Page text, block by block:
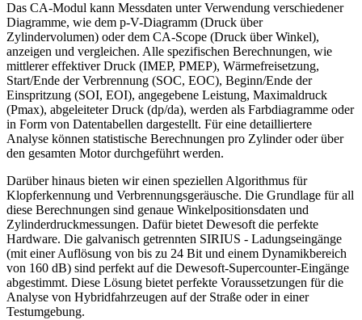
Das CA-Modul kann Messdaten unter Verwendung verschiedener
Diagramme, wie dem p-V-Diagramm (Druck über
Zylindervolumen) oder dem CA-Scope (Druck über Winkel),
anzeigen und vergleichen. Alle spezifischen Berechnungen, wie
mittlerer effektiver Druck (IMEP, PMEP), Wärmefreisetzung,
Start/Ende der Verbrennung (SOC, EOC), Beginn/Ende der
Einspritzung (SOI, EOI), angegebene Leistung, Maximaldruck
(Pmax), abgeleiteter Druck (dp/da), werden als Farbdiagramme oder
in Form von Datentabellen dargestellt. Für eine detailliertere
Analyse können statistische Berechnungen pro Zylinder oder über
den gesamten Motor durchgeführt werden.
Darüber hinaus bieten wir einen speziellen Algorithmus für
Klopferkennung und Verbrennungsgeräusche. Die Grundlage für all
diese Berechnungen sind genaue Winkelpositionsdaten und
Zylinderdruckmessungen. Dafür bietet Dewesoft die perfekte
Hardware. Die galvanisch getrennten SIRIUS ​​​​​​​- Ladungseingänge
(mit einer Auflösung von bis zu 24 Bit und einem Dynamikbereich
von 160 dB) sind perfekt auf die Dewesoft-Supercounter-Eingänge
abgestimmt. Diese Lösung bietet perfekte Voraussetzungen für die
Analyse von Hybridfahrzeugen auf der Straße oder in einer
Testumgebung.